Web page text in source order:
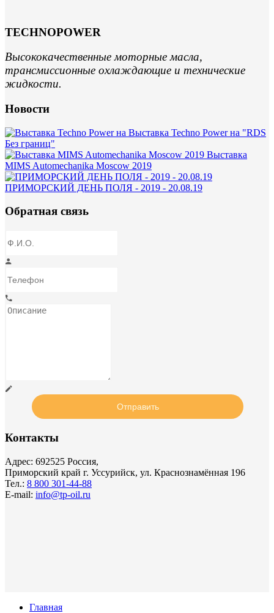
TECHNOPOWER
Высококачественные моторные масла,
трансмиссионные охлаждающие и технические
жидкости.
Новости
Выставка Techno Power на "RDS
Без границ"
Выставка
MIMS Automechanika Moscow 2019
ПРИМОРСКИЙ ДЕНЬ ПОЛЯ - 2019 - 20.08.19
Обратная связь
Контакты
Адрес: 692525 Россия,
Приморский край г. Уссурийск, ул. Краснознамённая 196
Тел.: 8 800 301-44-88
E-mail: info@tp-oil.ru
Главная